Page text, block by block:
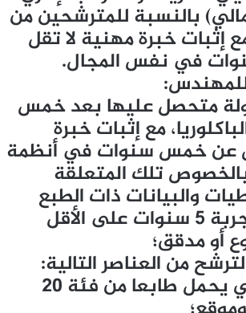
بالنسبة للمترشحين من
إثبات خبرة مهنية لا تقل
في نفس المجال.
متحصل عليها بعد خمس
مع إثبات خبرة
عن خمس سنوات في أنظمة
تلك المتعلقة
والبيانات ذات الطبع
الحساس؛ وتجربة 5 سنوات على الأقل
أو مدقق؛
من العناصر التالية:
1 – طلب خطي يحمل طابعا من فئة 20